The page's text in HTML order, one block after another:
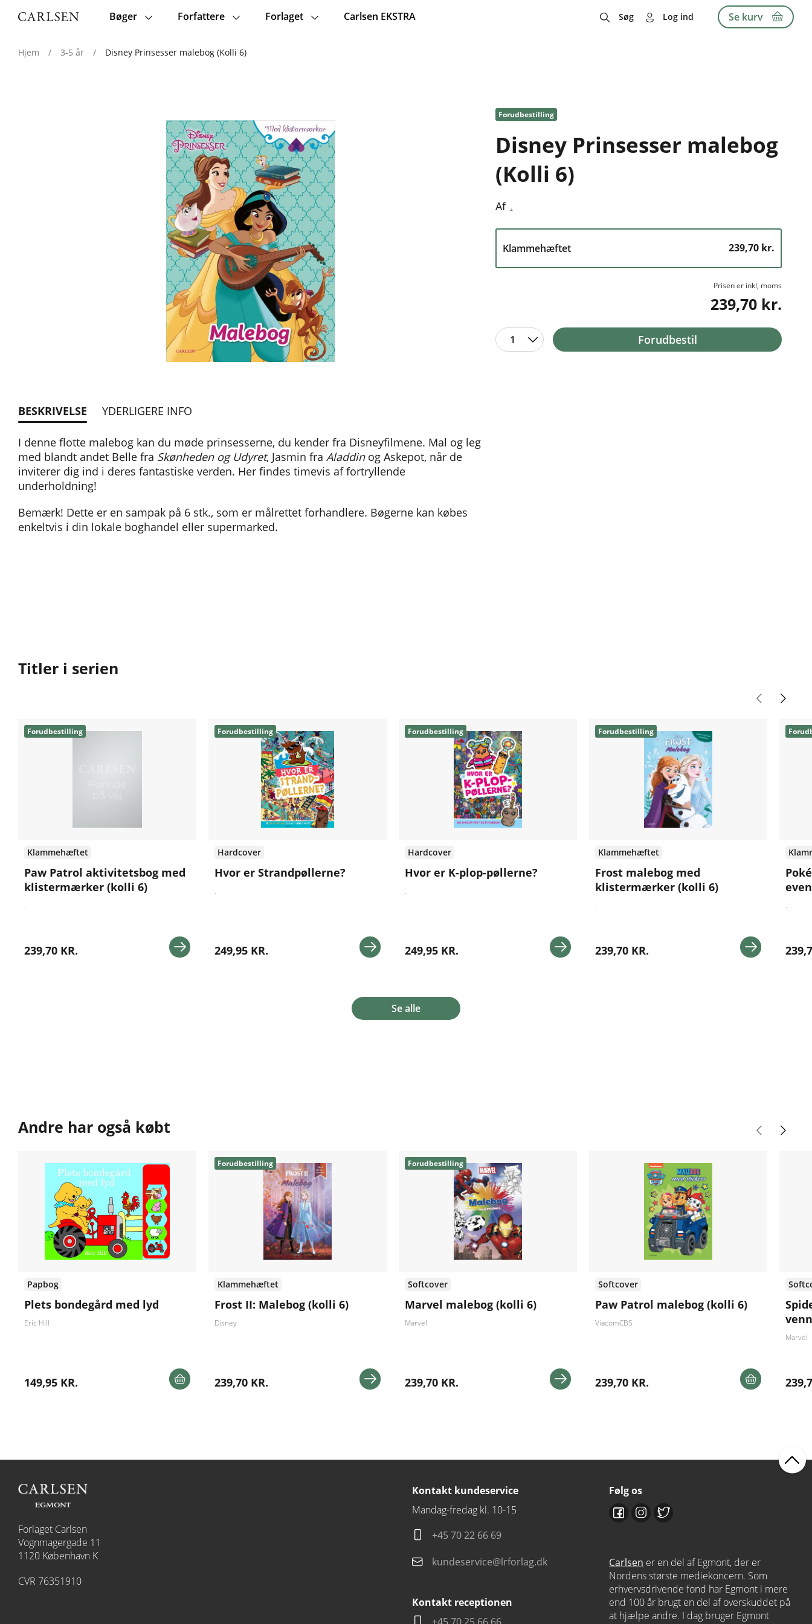
Main
Bøger Forfattere Forlaget Carlsen EKSTRA Søg Log ind Se kurv
Hjem / 3-5 år / Disney Prinsesser malebog (Kolli 6)
Forudbestilling
Disney Prinsesser malebog
(Kolli 6)
Af .
Klammehæftet 239,70 kr.
Prisen er inkl, moms
239,70 kr.
1 Forudbestil
BESKRIVELSE YDERLIGERE INFO
I denne flotte malebog kan du møde prinsesserne, du kender fra Disneyfilmene. Mal og leg
med blandt andet Belle fra Skønheden og Udyret, Jasmin fra Aladdinog Askepot, når de
inviterer dig ind i deres fantastiske verden. Her findes timevis af fortryllende
underholdning!
Bemærk! Dette er en sampak på 6 stk., som er målrettet forhandlere. Bøgerne kan købes
enkeltvis i din lokale boghandel eller supermarked.
Titler i serien
Klammehæftet
Paw Patrol aktivitetsbog med
klistermærker (kolli 6)
.
239,70 KR.
Forudbestilling
Hardcover
Hvor er Strandpøllerne?
.
249,95 KR.
Forudbestilling
Hardcover
Hvor er K-plop-pøllerne?
.
249,95 KR.
Forudbestilling
Klammehæftet
Frost malebog med
klistermærker (kolli 6)
.
239,70 KR.
Forudbestilling
.
Se alle
Andre har også købt
Papbog
Plets bondegård med lyd
Eric Hill
149,95 KR.
Klammehæftet
Frost II: Malebog (kolli 6)
Disney
239,70 KR.
Forudbestilling
Softcover
Marvel malebog (kolli 6)
Marvel
239,70 KR.
Forudbestilling
Softcover
Paw Patrol malebog (kolli 6)
ViacomCBS
239,70 KR.
Marvel
Forlaget Carlsen
Vognmagergade 11
1120 København K
CVR 76351910
Kontakt kundeservice
Mandag-fredag kl. 10-15
+45 70 22 66 69
kundeservice@lrforlag.dk
Kontakt receptionen
Følg os
Carlsen er en del af Egmont, der er
Nordens største mediekoncern. Som
erhvervsdrivende fond har Egmont i mere
end 100 år brugt en del af overskuddet på
at hjælpe andre. I dag bruger Egmont